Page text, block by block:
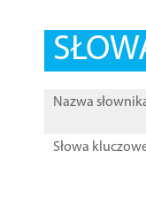
Nazwa
Słowa